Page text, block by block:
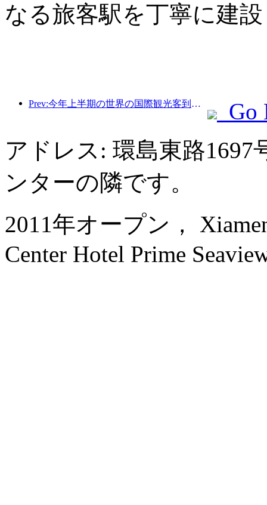
なる旅客駅を丁寧に建
Prev:今年上半期の世界の国際観光客到着数は前年比5％増加した。
Go
アドレス: 環島東路
ンターの隣です。
2011年オープン，
Center Hotel Prime